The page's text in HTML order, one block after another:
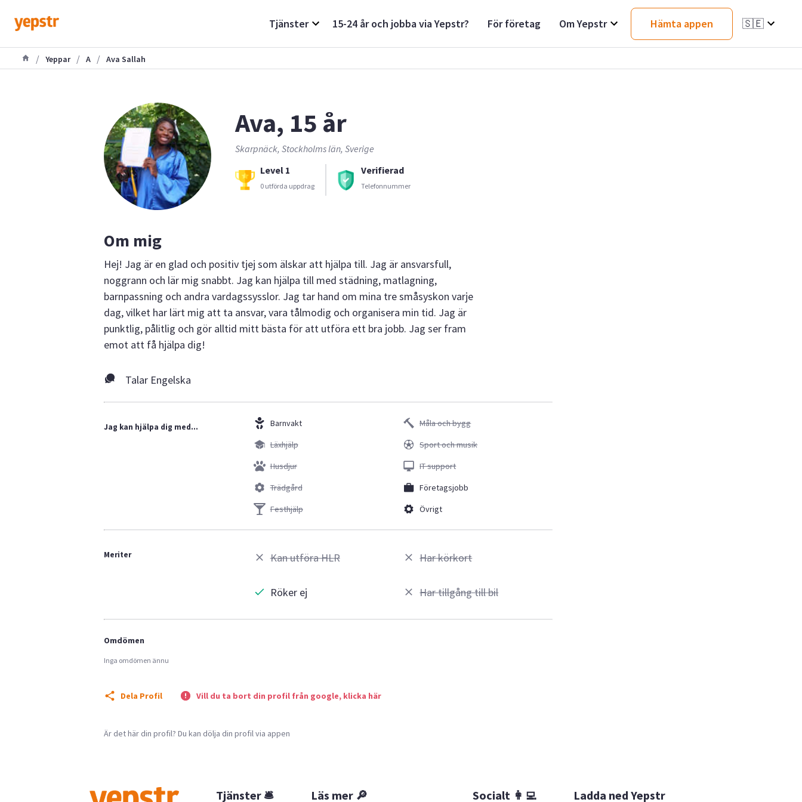
Tjänster 15-24 år och jobba via Yepstr? För företag Om Yepstr Hämta appen 🇸🇪
/ Yeppar / A / Ava Sallah
Ava, 15 år
Skarpnäck, Stockholms län, Sverige
Level 1
0 utförda uppdrag
Verifierad
Telefonnummer
Om mig
Hej! Jag är en glad och positiv tjej som älskar att hjälpa till. Jag är ansvarsfull,
noggrann och lär mig snabbt. Jag kan hjälpa till med städning, matlagning,
barnpassning och andra vardagssysslor. Jag tar hand om mina tre småsyskon varje
dag, vilket har lärt mig att ta ansvar, vara tålmodig och organisera min tid. Jag är
punktlig, pålitlig och gör alltid mitt bästa för att utföra ett bra jobb. Jag ser fram
emot att få hjälpa dig!
Talar Engelska
Jag kan hjälpa dig med...
Barnvakt
Läxhjälp
Husdjur
Trädgård
Festhjälp
Måla och bygg
Sport och musik
IT support
Företagsjobb
Övrigt
Meriter Kan utföra HLR
Röker ej
Har körkort
Har tillgång till bil
Omdömen
Inga omdömen ännu
Dela Profil Vill du ta bort din profil från google, klicka här
Är det här din profil? Du kan dölja din profil via appen
Tjänster 🛎 Läs mer 🔎 Socialt 👩‍💻 Ladda ned Yepstr